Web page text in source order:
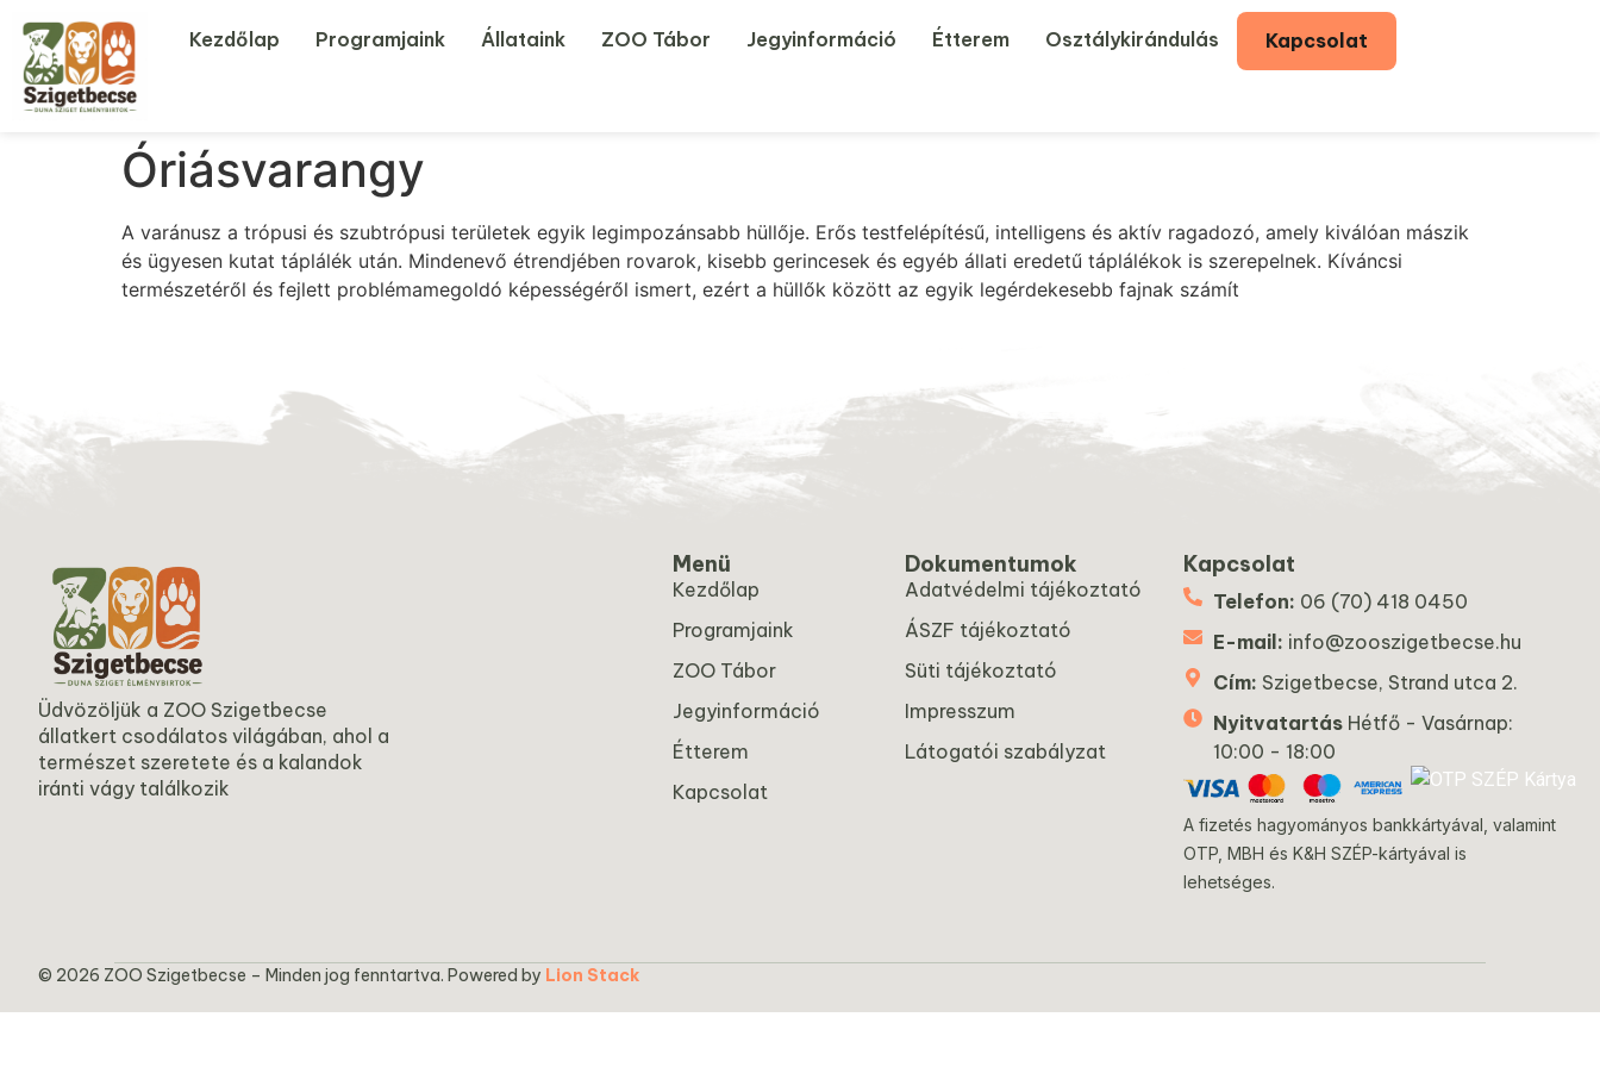
Kezdőlap Programjaink Állataink ZOO Tábor Jegyinformáció Étterem Osztálykirándulás Kapcsolat
Óriásvarangy
A varánusz a trópusi és szubtrópusi területek egyik legimpozánsabb hüllője. Erős testfelépítésű, intelligens és aktív ragadozó, amely kiválóan mászik
és ügyesen kutat táplálék után. Mindenevő étrendjében rovarok, kisebb gerincesek és egyéb állati eredetű táplálékok is szerepelnek. Kíváncsi
természetéről és fejlett problémamegoldó képességéről ismert, ezért a hüllők között az egyik legérdekesebb fajnak számít
Üdvözöljük a ZOO Szigetbecse
állatkert csodálatos világában, ahol a
természet szeretete és a kalandok
iránti vágy találkozik
Menü
Kezdőlap
Programjaink
ZOO Tábor
Jegyinformáció
Étterem
Kapcsolat
Dokumentumok
Adatvédelmi tájékoztató
ÁSZF tájékoztató
Süti tájékoztató
Impresszum
Látogatói szabályzat
Kapcsolat
Telefon: 06 (70) 418 0450
E-mail: info@zooszigetbecse.hu
Cím: Szigetbecse, Strand utca 2.
Nyitvatartás Hétfő - Vasárnap:
10:00 - 18:00
A fizetés hagyományos bankkártyával, valamint
OTP, MBH és K&H SZÉP-kártyával is
lehetséges.
© 2026 ZOO Szigetbecse – Minden jog fenntartva. Powered by Lion Stack